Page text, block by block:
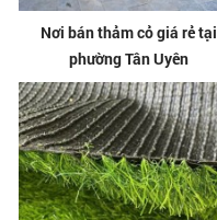
Nơi bán thảm cỏ giá rẻ tại
phường Tân Uyên